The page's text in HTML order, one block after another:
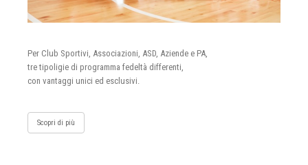
Per Club Sportivi, Associazioni, ASD, Aziende e PA,
tre tipoligie di programma fedeltà differenti,
con vantaggi unici ed esclusivi.
Scopri di più